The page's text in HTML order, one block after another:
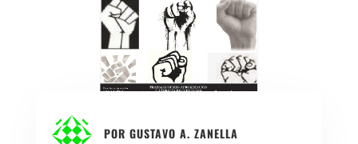
POR GUSTAVO A. ZANELLA